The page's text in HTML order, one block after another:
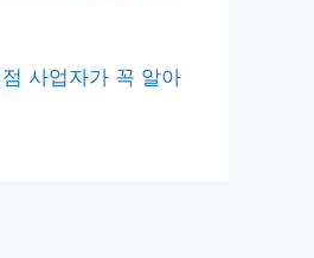
사업자가 꼭 알아